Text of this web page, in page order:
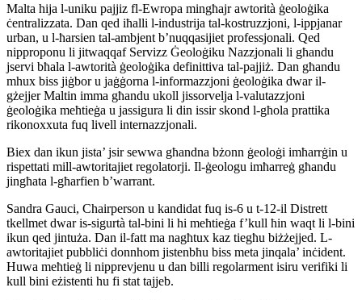
Malta hija l-uniku pajjiz fl-Ewropa mingħajr awtorità ġeoloġika
ċentralizzata. Dan qed iħalli l-industrija tal-kostruzzjoni, l-ippjanar
urban, u l-ħarsien tal-ambjent b’nuqqasijiet professjonali. Qed
nipproponu li jitwaqqaf Servizz Ġeoloġiku Nazzjonali li għandu
jservi bħala l-awtorità ġeoloġika definittiva tal-pajjiż. Dan għandu
mhux biss jiġbor u jaġġorna l-informazzjoni ġeoloġika dwar il-
gżejjer Maltin imma għandu ukoll jissorvelja l-valutazzjoni
ġeoloġika meħtieġa u jassigura li din issir skond l-għola prattika
rikonoxxuta fuq livell internazzjonali.
Biex dan ikun jista’ jsir sewwa għandna bżonn ġeoloġi imħarrġin u
rispettati mill-awtoritajiet regolatorji. Il-ġeologu imħarreġ għandu
jingħata l-għarfien b’warrant.
Sandra Gauci, Chairperson u kandidat fuq is-6 u t-12-il Distrett
tkellmet dwar is-sigurtà tal-bini li hi meħtieġa f’kull ħin waqt li l-bini
ikun qed jintuża. Dan il-fatt ma nagħtux kaz tiegħu biżżejjed. L-
awtoritajiet pubbliċi donnhom jistenbħu biss meta jinqala’ inċident.
Huwa meħtieġ li nipprevjenu u dan billi regolarment isiru verifiki li
kull bini eżistenti hu fi stat tajjeb.